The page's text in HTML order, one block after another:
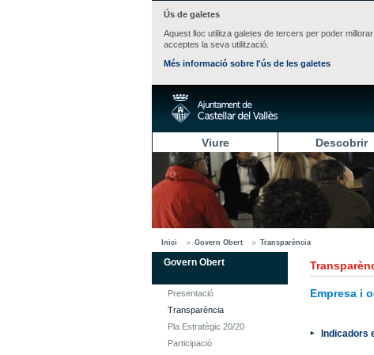
Ús de galetes
Aquest lloc utilitza galetes de tercers per poder
acceptes la seva utilització.
Més informació sobre l'ús de les galetes
Viure Descobrir
Inici Govern Obert Transparència
Govern Obert
Presentació
Transparència
Pla Estratègic 20/20
Participació
Empresa i
Indicadors